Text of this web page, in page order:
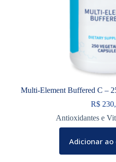
Multi-Element Buffered C –
R$
Antioxidantes e
Adicionar